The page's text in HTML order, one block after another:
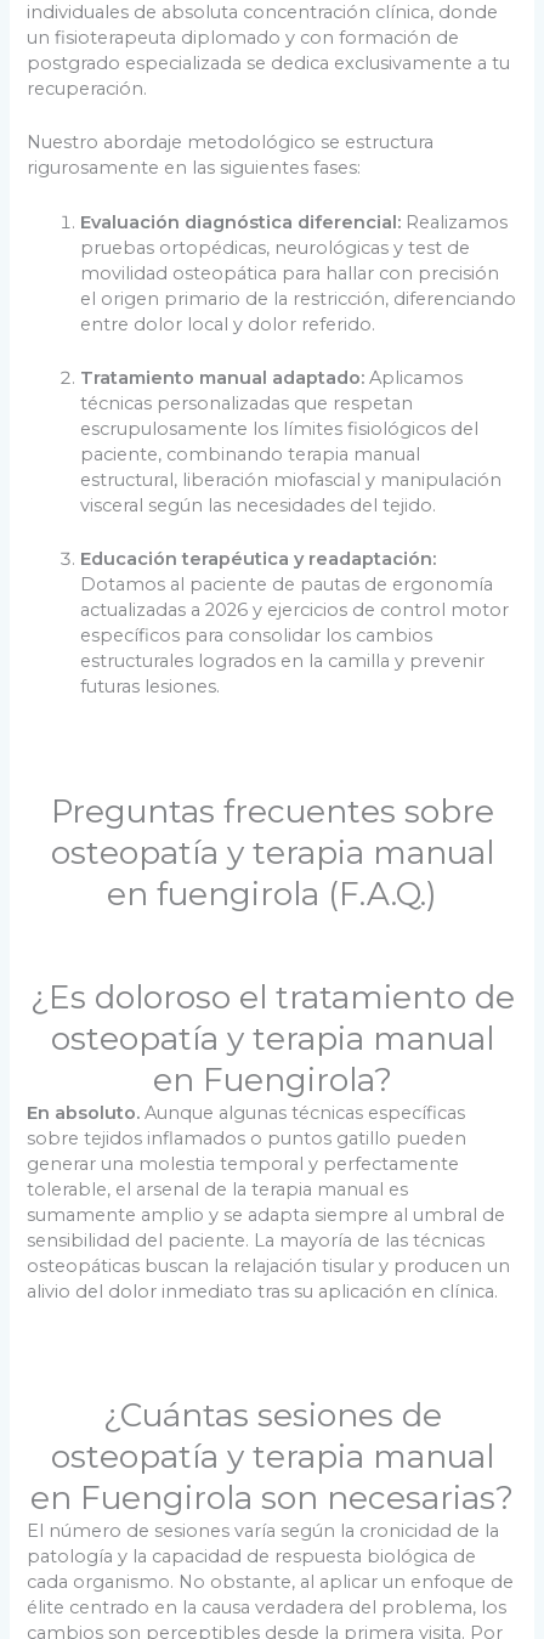
individuales de absoluta concentración clínica, donde
un fisioterapeuta diplomado y con formación de
postgrado especializada se dedica exclusivamente a tu
recuperación.
Nuestro abordaje metodológico se estructura
rigurosamente en las siguientes fases:
Evaluación diagnóstica diferencial: Realizamos
pruebas ortopédicas, neurológicas y test de
movilidad osteopática para hallar con precisión
el origen primario de la restricción, diferenciando
entre dolor local y dolor referido.
Tratamiento manual adaptado: Aplicamos
técnicas personalizadas que respetan
escrupulosamente los límites fisiológicos del
paciente, combinando terapia manual
estructural, liberación miofascial y manipulación
visceral según las necesidades del tejido.
Educación terapéutica y readaptación:
Dotamos al paciente de pautas de ergonomía
actualizadas a 2026 y ejercicios de control motor
específicos para consolidar los cambios
estructurales logrados en la camilla y prevenir
futuras lesiones.
Preguntas frecuentes sobre
osteopatía y terapia manual
en fuengirola (F.A.Q.)
¿Es doloroso el tratamiento de
osteopatía y terapia manual
en Fuengirola?
En absoluto. Aunque algunas técnicas específicas
sobre tejidos inflamados o puntos gatillo pueden
generar una molestia temporal y perfectamente
tolerable, el arsenal de la terapia manual es
sumamente amplio y se adapta siempre al umbral de
sensibilidad del paciente. La mayoría de las técnicas
osteopáticas buscan la relajación tisular y producen un
alivio del dolor inmediato tras su aplicación en clínica.
¿Cuántas sesiones de
osteopatía y terapia manual
en Fuengirola son necesarias?
El número de sesiones varía según la cronicidad de la
patología y la capacidad de respuesta biológica de
cada organismo. No obstante, al aplicar un enfoque de
élite centrado en la causa verdadera del problema, los
cambios son perceptibles desde la primera visita. Por